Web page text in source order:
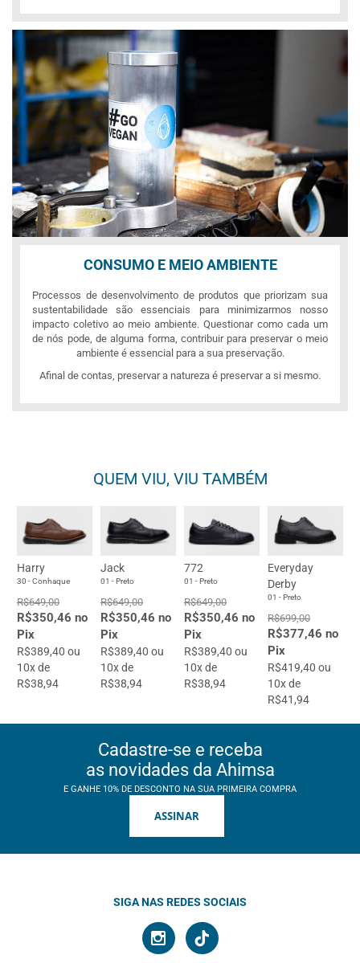
CONSUMO E MEIO AMBIENTE
Processos de desenvolvimento de produtos que priorizam sua
sustentabilidade são essenciais para minimizarmos nosso
impacto coletivo ao meio ambiente. Questionar como cada um
de nós pode, de alguma forma, contribuir para preservar o meio
ambiente é essencial para a sua preservação.
Afinal de contas, preservar a natureza é preservar a si mesmo.
QUEM VIU, VIU TAMBÉM
Harry
30 - Conhaque
R$649,00
R$350,46 no
Pix
R$389,40 ou
10x de
R$38,94
Jack
01 - Preto
R$649,00
R$350,46 no
Pix
R$389,40 ou
10x de
R$38,94
772
01 - Preto
R$649,00
R$350,46 no
Pix
R$389,40 ou
10x de
R$38,94
Everyday
Derby
01 - Preto
R$699,00
R$377,46 no
Pix
R$419,40 ou
10x de
R$41,94
Cadastre-se e receba
as novidades da Ahimsa
E GANHE 10% DE DESCONTO NA SUA PRIMEIRA COMPRA
ASSINAR
SIGA NAS REDES SOCIAIS